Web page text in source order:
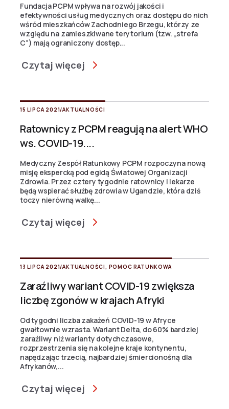
Fundacja PCPM wpływa na rozwój jakości i
efektywności usług medycznych oraz dostępu do nich
wśród mieszkańców Zachodniego Brzegu, którzy ze
względu na zamieszkiwane terytorium (tzw. „strefa
C”) mają ograniczony dostęp...
Czytaj więcej
15 LIPCA 2021/AKTUALNOŚCI
Ratownicy z PCPM reagują na alert WHO
ws. COVID-19....
Medyczny Zespół Ratunkowy PCPM rozpoczyna nową
misję ekspercką pod egidą Światowej Organizacji
Zdrowia. Przez cztery tygodnie ratownicy i lekarze
będą wspierać służbę zdrowia w Ugandzie, która dziś
toczy nierówną walkę...
Czytaj więcej
13 LIPCA 2021/AKTUALNOŚCI , POMOC RATUNKOWA
Zaraźliwy wariant COVID-19 zwiększa
liczbę zgonów w krajach Afryki
Od tygodni liczba zakażeń COVID-19 w Afryce
gwałtownie wzrasta. Wariant Delta, do 60% bardziej
zaraźliwy niż warianty dotychczasowe,
rozprzestrzenia się na kolejne kraje kontynentu,
napędzając trzecią, najbardziej śmiercionośną dla
Afrykanów,...
Czytaj więcej